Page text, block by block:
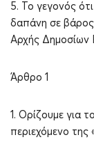
5. Το γεγονός
δαπάνη σε
Αρχής Δημοσίων
Άρθρο 1
1. Ορίζουμε για
περιεχόμενο